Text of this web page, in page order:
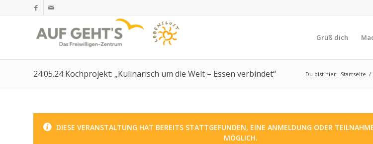
Grüß dich
24.05.24 Kochprojekt: „Kulinarisch um die Welt – Essen verbindet“ Du bist hier: Startseite /
DIESE VERANSTALTUNG HAT BEREITS STATTGEFUNDEN, EINE ANMELDUNG ODER
MÖGLICH.